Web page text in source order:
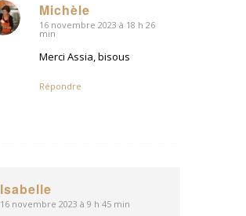
Michèle
dit
16 novembre 2023 à 18 h 26
min
Merci Assia, bisous
Répondre
Isabelle
dit
16 novembre 2023 à 9 h 45 min